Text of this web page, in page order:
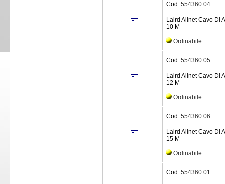
Cod: 554360.04
Laird Allnet Cavo Di
10 M
Ordinabile
Cod: 554360.05
Laird Allnet Cavo Di
12 M
Ordinabile
Cod: 554360.06
Laird Allnet Cavo Di
15 M
Ordinabile
Cod: 554360.01